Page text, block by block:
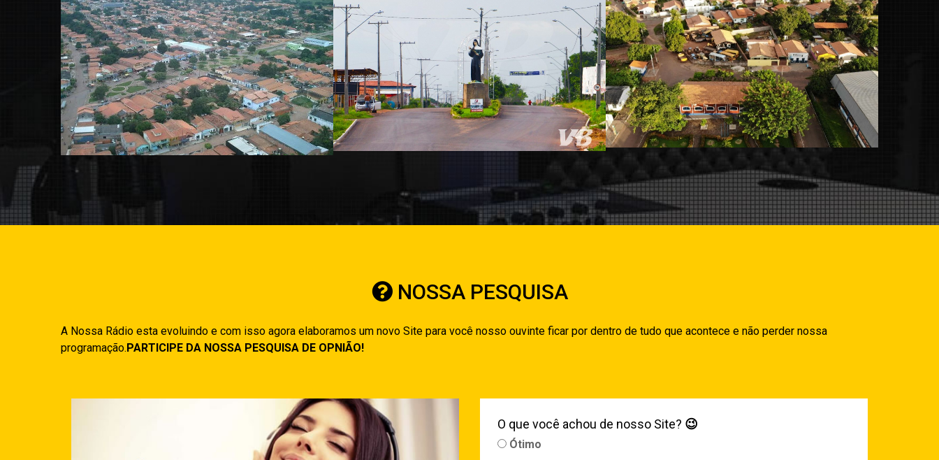
NOSSA PESQUISA
A Nossa Rádio esta evoluindo e com isso agora elaboramos um novo Site para você nosso ouvinte ficar por dentro de tudo que acontece e não perder nossa
programação.PARTICIPE DA NOSSA PESQUISA DE OPNIÃO!
O que você achou de nosso Site? 😉
Ótimo